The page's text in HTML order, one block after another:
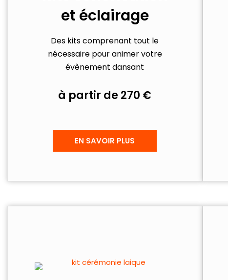
et éclairage
Des kits comprenant tout le
nécessaire pour animer votre
évènement dansant
à partir de 270 €
EN SAVOIR PLUS